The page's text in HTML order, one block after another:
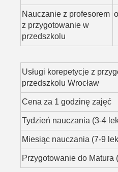
Nauczanie z profesorem
z przygotowanie w
przedszkolu
Usługi korepetycje z
przedszkolu Wrocław
Cena za 1 godzinę zajęć
Tydzień nauczania (3-4
Miesiąc nauczania (7-9
Przygotowanie do Matura